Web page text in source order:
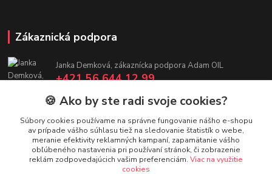
Zákaznická podpora
Janka Demková, zákaznícka podpora Adam OIL
+421 56 644 12 99
adamoil.sk@gmail.com
🍪 Ako by ste radi svoje cookies?
Súbory cookies používame na správne fungovanie nášho e-shopu
av prípade vášho súhlasu tiež na sledovanie štatistík o webe,
meranie efektivity reklamných kampaní, zapamätanie vášho
obľúbeného nastavenia pri používaní stránok, či zobrazenie
reklám zodpovedajúcich vašim preferenciám. Viac na využitie
cookies